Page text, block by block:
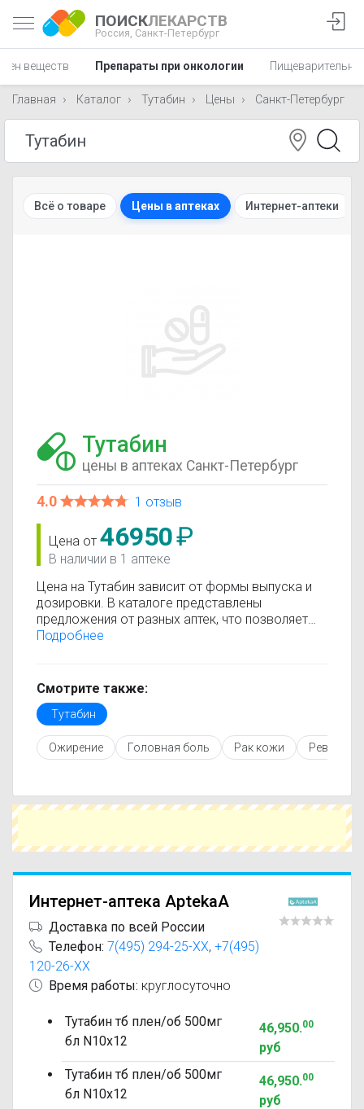
ПОИСКЛЕКАРСТВ
Россия, Санкт-Петербург
веществ Препараты при онкологии
Главная Каталог Тутабин Цены Санкт-Петербург
Всё о товаре Цены в аптеках Интернет-аптеки
Тутабин
цены в аптеках Санкт-Петербург
4.0 1 отзыв
Цена от 46950₽
В наличии в 1 аптеке
Цена на Тутабин зависит от формы выпуска и
дозировки. В каталоге представлены
предложения от разных аптек, что позволяет
быстро найти, где купить Тутабин по
только актуальные данные.
Перед покупкой рекомендуется ознакомиться с
инструкцией по применению, показаниями и
противопоказаниями. При необходимости вы
можете подобрать аналоги Тутабин с похожим
Чтобы купить Тутабин в ближайшей аптеке,
укажите свой город и сравните предложения.
оптимальный вариант по цене и наличию.
Подробнее
Смотрите также:
Тутабин
Ожирение Головная боль Рак кожи
Интернет-аптека AptekaA
Доставка по всей России
Телефон: 7(495) 294-25-XX, +7(495)
120-26-XX
Время работы: круглосуточно
Тутабин тб плен/об 500мг
бл N10x12
46,950.00
руб
Тутабин тб плен/об 500мг
бл N10x12
46,950.00
руб